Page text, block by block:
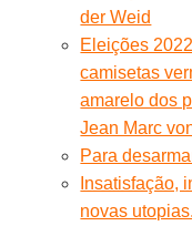
der Weid
Eleições
camisetas
amarelo dos
Jean Marc
Para
Insatisfação,
novas